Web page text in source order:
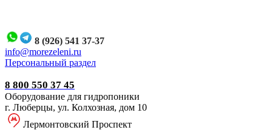
8 (926) 541 37-37
info@morezeleni.ru
Персональный раздел
8 800 550 37 45
Оборудование для гидропоники
г. Люберцы, ул. Колхозная, дом 10
Лермонтовский Проспект